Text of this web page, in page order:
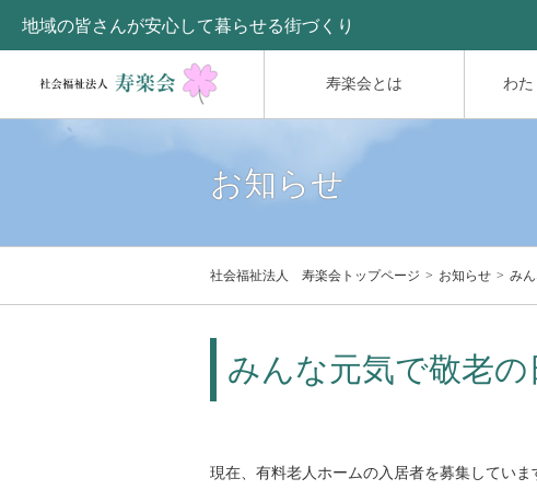
寿楽会とは わた
地域の皆さんが安心して暮らせる街づくり
お知らせ
社会福祉法人 寿楽会トップページ お知らせ み
みんな元気で敬老
現在、有料老人ホームの入居者を募集していま